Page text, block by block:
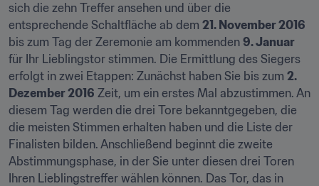
sich die zehn Treffer ansehen und über die
entsprechende Schaltfläche ab dem 21. November 2016
bis zum Tag der Zeremonie am kommenden 9. Januar
für Ihr Lieblingstor stimmen. Die Ermittlung des Siegers
erfolgt in zwei Etappen: Zunächst haben Sie bis zum 2.
Dezember 2016 Zeit, um ein erstes Mal abzustimmen. An
diesem Tag werden die drei Tore bekanntgegeben, die
die meisten Stimmen erhalten haben und die Liste der
Finalisten bilden. Anschließend beginnt die zweite
Abstimmungsphase, in der Sie unter diesen drei Toren
Ihren Lieblingstreffer wählen können. Das Tor, das in